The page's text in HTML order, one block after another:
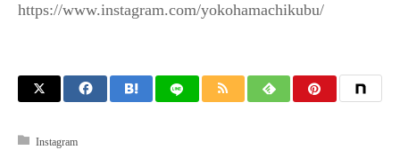
https://www.instagram.com/yokohamachikubu/
Instagram